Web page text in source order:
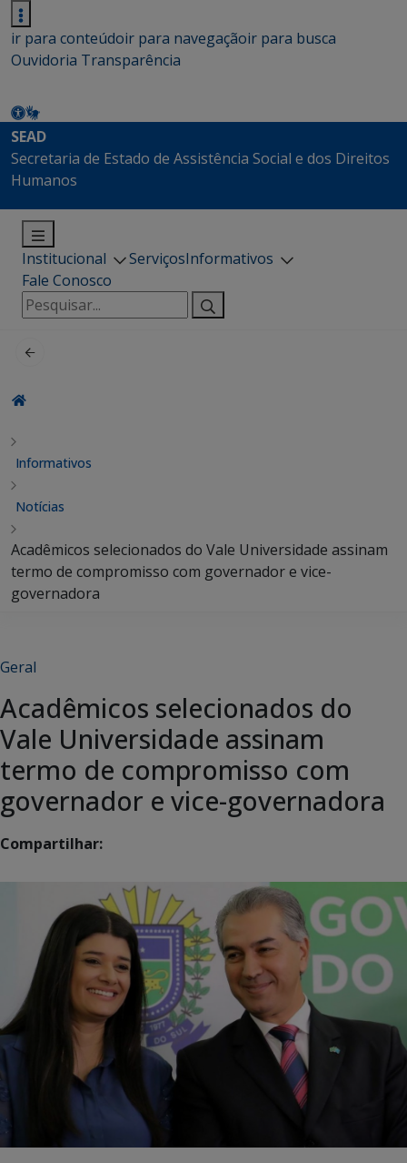
ir para conteúdoir para navegaçãoir para busca
Ouvidoria Transparência
SEAD
Secretaria de Estado de Assistência Social e dos Direitos
Humanos
Institucional ServiçosInformativos
Fale Conosco
Pesquisar
por:
Informativos
Notícias
Acadêmicos selecionados do Vale Universidade assinam
termo de compromisso com governador e vice-
governadora
Geral
Acadêmicos selecionados do
Vale Universidade assinam
termo de compromisso com
governador e vice-governadora
Compartilhar: